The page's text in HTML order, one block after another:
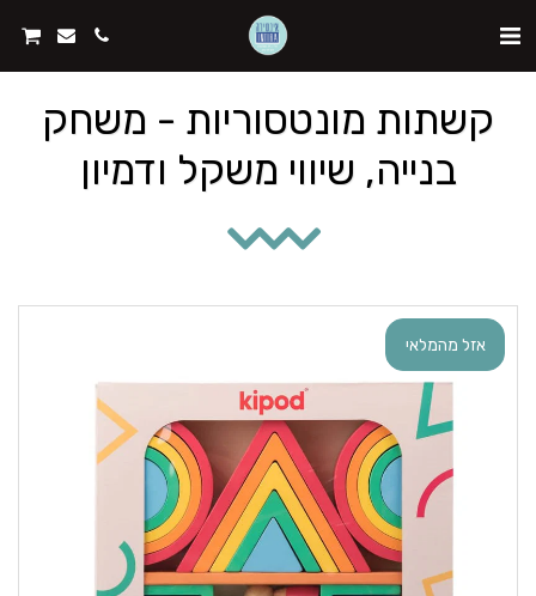
קשתות מונטסוריות - משחק
בנייה, שיווי משקל ודמיון
אזל מהמלאי